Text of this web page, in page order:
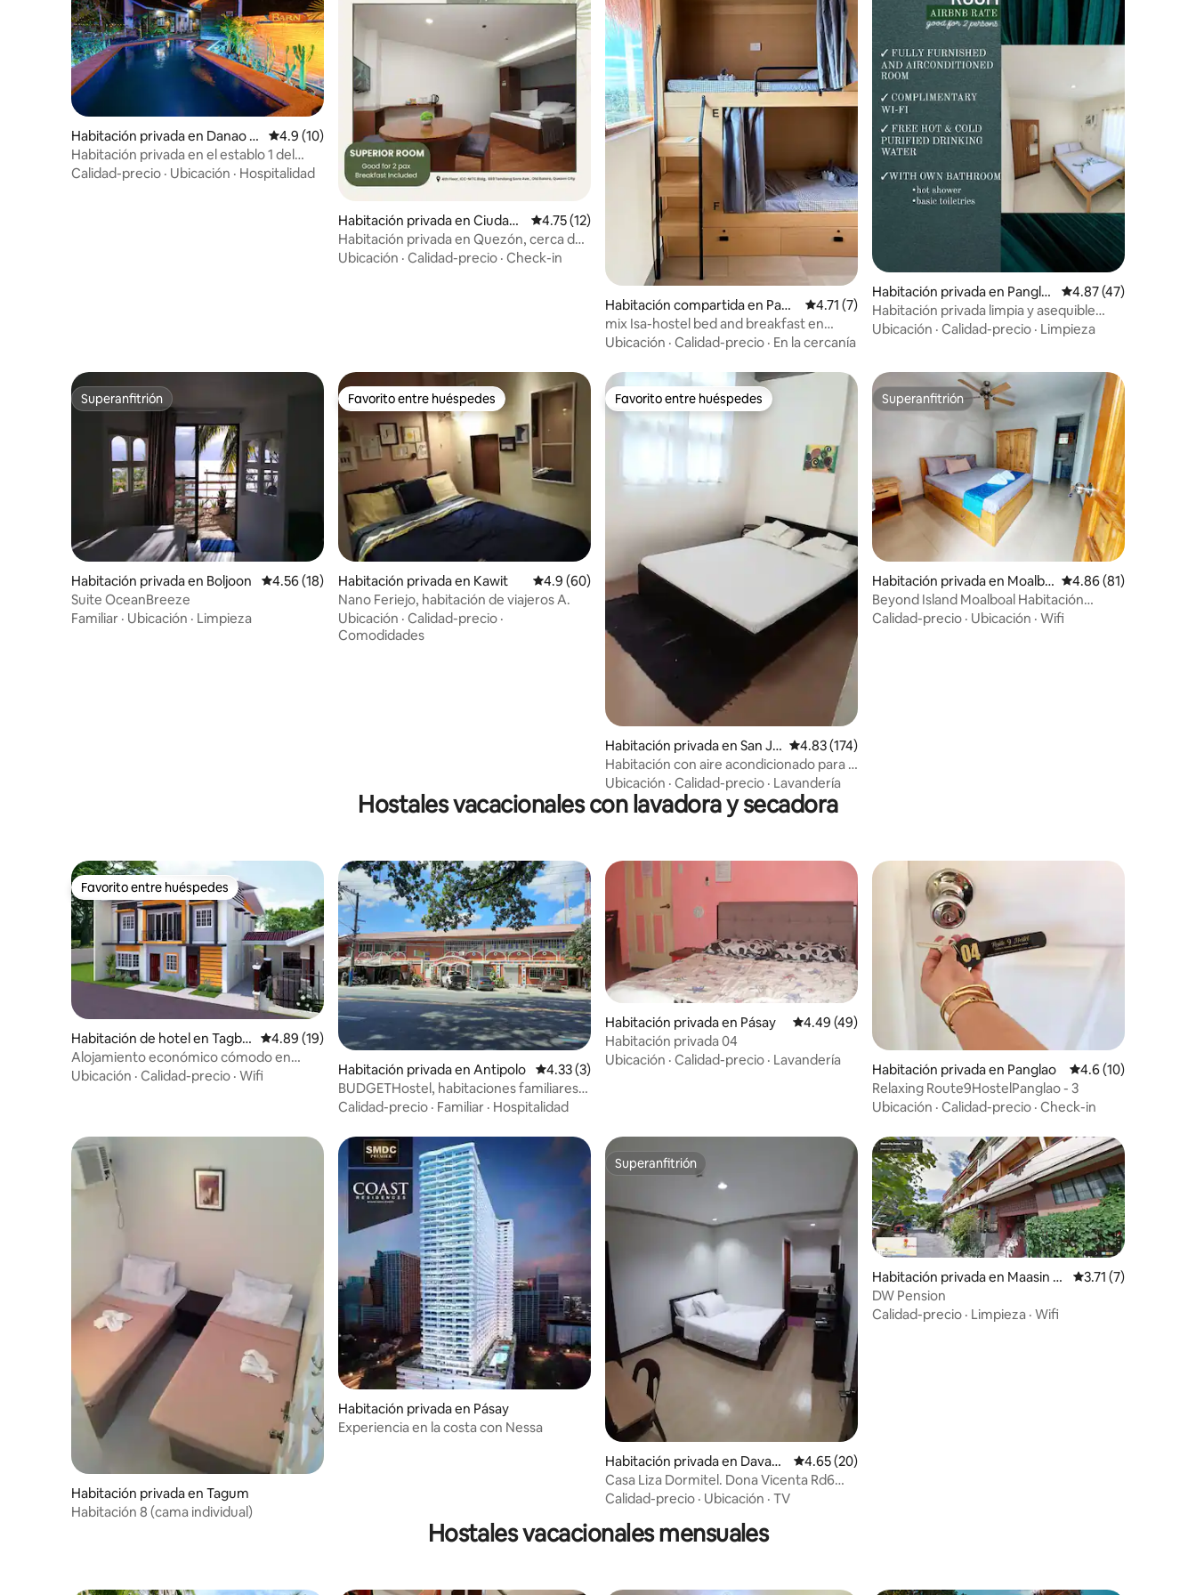
Habitación privada en Danao P
anglao (Bohol)
Calificación promedio: 4.9 de 5, 10 reseñas
4.9 (10)
Habitación privada en el establo 1 del
albergue
Calidad-precio · Ubicación · Hospitalidad
Habitación privada en Ciudad
Quezón
Calificación promedio: 4.75 de 5, 12 reseñas
4.75 (12)
Habitación privada en Quezón, cerca de
UP/Katipunan
Ubicación · Calidad-precio · Check-in
Habitación compartida en Pang
lao
Calificación promedio: 4.71 de 5, 7 reseñas
4.71 (7)
mix Isa-hostel bed and breakfast en
panglao
Ubicación · Calidad-precio · En la cercanía
Habitación privada en Pangla
o
Calificación
4.87 (47)
Habitación privada limpia y asequible
Charlina Panglao
Ubicación · Calidad-precio · Limpieza
Superanfitrión
Superanfitrión
Habitación privada en Boljoon Calificación promedio: 4.56 de 5, 18 reseñas
4.56 (18)
Suite OceanBreeze
Familiar · Ubicación · Limpieza
Favorito entre huéspedes
Favorito entre huéspedes
Habitación privada en Kawit Calificación promedio: 4.9 de 5, 60 reseñas
4.9 (60)
Nano Feriejo, habitación de viajeros A.
Ubicación · Calidad-precio ·
Comodidades
Favorito entre huéspedes
Favorito entre huéspedes
Habitación privada en San Ju
an
Calificación promedio: 4.83 de 5, 174 reseñas
4.83 (174)
Habitación con aire acondicionado para 2
personas en la playa de Urbiztondo
Ubicación · Calidad-precio · Lavandería
Superanfitrión
Superanfitrión
Habitación privada en Moalbo
al
Calificación
4.86 (81)
Beyond Island Moalboal Habitación
económica - Aire acondicionado, wifi
Calidad-precio · Ubicación · Wifi
Hostales vacacionales con lavadora y secadora
Favorito entre huéspedes
Favorito entre huéspedes
Habitación de hotel en Tagbil
aran
Calificación promedio: 4.89 de 5, 19 reseñas
4.89 (19)
Alojamiento económico cómodo en
Tagbilaran - Habitación 1
Ubicación · Calidad-precio · Wifi Habitación privada en Antipolo Calificación promedio: 4.33 de 5, 3 reseñas
4.33 (3)
BUDGETHostel, habitaciones familiares
en Antipolo, wifi, aire acondicionado
Calidad-precio · Familiar · Hospitalidad
Habitación privada en Pásay Calificación promedio: 4.49 de 5, 49 reseñas
4.49 (49)
Habitación privada 04
Ubicación · Calidad-precio · Lavandería
Habitación privada en Panglao Calificación
4.6 (10)
Relaxing Route9HostelPanglao - 3
Ubicación · Calidad-precio · Check-in
Habitación privada en Tagum
Habitación 8 (cama individual)
Habitación privada en Pásay
Experiencia en la costa con Nessa
Superanfitrión
Superanfitrión
Habitación privada en Davao
City
Calificación promedio: 4.65 de 5, 20 reseñas
4.65 (20)
Casa Liza Dormitel. Dona Vicenta Rd6
Bajada D.C
Calidad-precio · Ubicación · TV
Habitación privada en Maasin Ci
ty
Calificación
3.71 (7)
DW Pension
Calidad-precio · Limpieza · Wifi
Hostales vacacionales mensuales